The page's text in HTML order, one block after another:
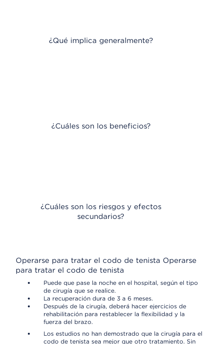
¿Qué implica generalmente?
¿Cuáles son los beneficios?
¿Cuáles son los riesgos y efectos
secundarios?
Operarse para tratar el codo de tenista Operarse
para tratar el codo de tenista
Puede que pase la noche en el hospital, según el tipo
de cirugía que se realice.
La recuperación dura de 3 a 6 meses.
Después de la cirugía, deberá hacer ejercicios de
rehabilitación para restablecer la flexibilidad y la
fuerza del brazo.
Los estudios no han demostrado que la cirugía para el
codo de tenista sea mejor que otro tratamiento. Sin